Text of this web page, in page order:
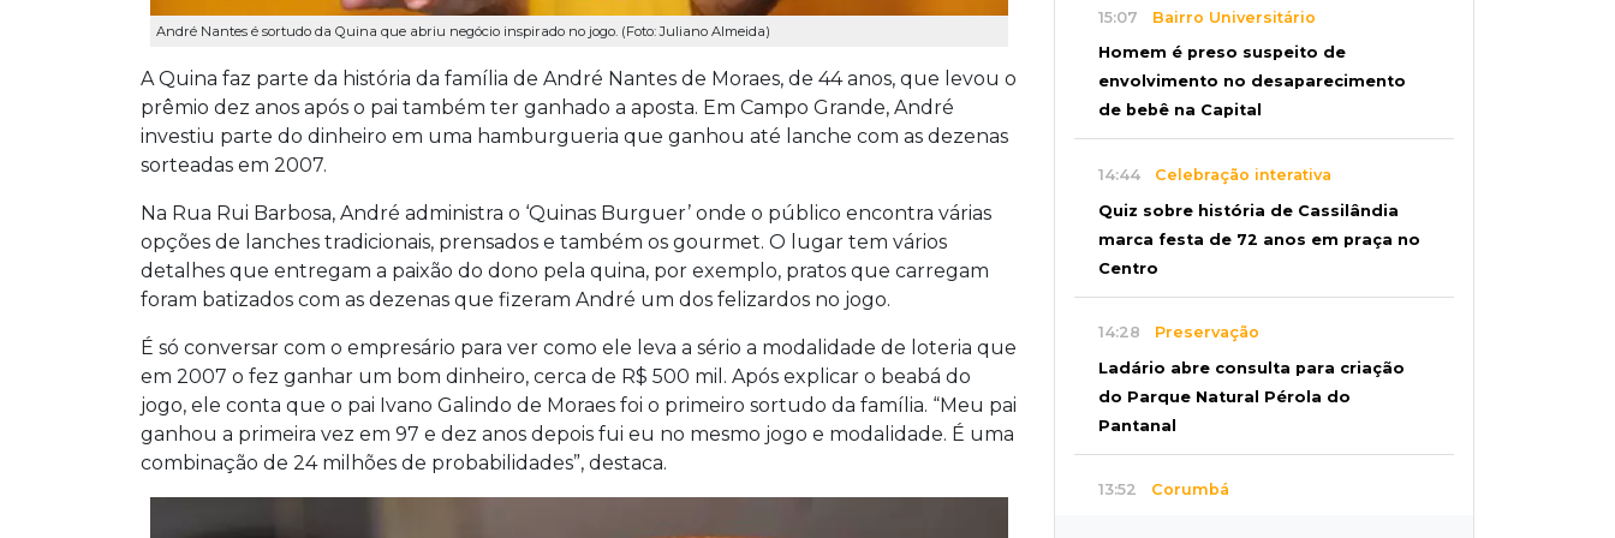
André Nantes é sortudo da Quina que abriu negócio inspirado no jogo. (Foto: Juliano Almeida)
A Quina faz parte da história da família de André Nantes de Moraes, de 44 anos, que levou o
prêmio dez anos após o pai também ter ganhado a aposta. Em Campo Grande, André
investiu parte do dinheiro em uma hamburgueria que ganhou até lanche com as dezenas
sorteadas em 2007.
Na Rua Rui Barbosa, André administra o ‘Quinas Burguer’ onde o público encontra várias
opções de lanches tradicionais, prensados e também os gourmet. O lugar tem vários
detalhes que entregam a paixão do dono pela quina, por exemplo, pratos que carregam
foram batizados com as dezenas que fizeram André um dos felizardos no jogo.
É só conversar com o empresário para ver como ele leva a sério a modalidade de loteria que
em 2007 o fez ganhar um bom dinheiro, cerca de R$ 500 mil. Após explicar o beabá do
jogo, ele conta que o pai Ivano Galindo de Moraes foi o primeiro sortudo da família. “Meu pai
ganhou a primeira vez em 97 e dez anos depois fui eu no mesmo jogo e modalidade. É uma
combinação de 24 milhões de probabilidades”, destaca.
15:07 Bairro Universitário
Homem é preso suspeito de
envolvimento no desaparecimento
de bebê na Capital
14:44 Celebração interativa
Quiz sobre história de Cassilândia
marca festa de 72 anos em praça no
Centro
14:28 Preservação
Ladário abre consulta para criação
do Parque Natural Pérola do
Pantanal
13:52 Corumbá